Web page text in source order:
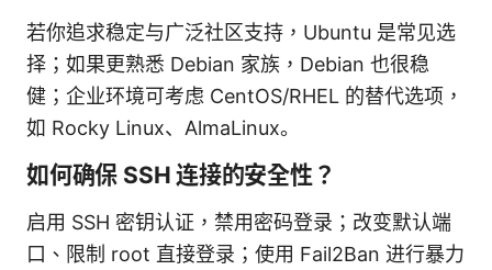
若你追求稳定与广泛社区支持，Ubuntu 是常见选
择；如果更熟悉 Debian 家族，Debian 也很稳
健；企业环境可考虑 CentOS/RHEL 的替代选项，
如 Rocky Linux、AlmaLinux。
如何确保 SSH 连接的安全性？
启用 SSH 密钥认证，禁用密码登录；改变默认端
口、限制 root 直接登录；使用 Fail2Ban 进行暴力